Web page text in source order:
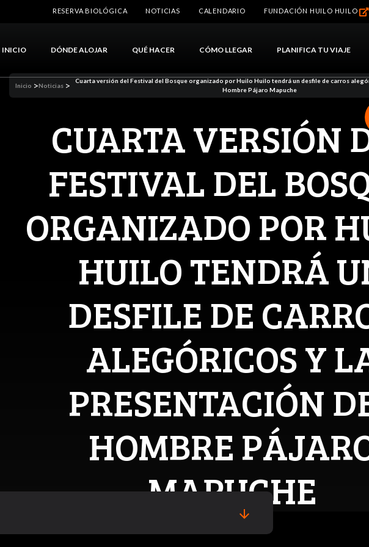
RESERVA BIOLÓGICA NOTICIAS CALENDARIO FUNDACIÓN HUILO HUILO
INICIO DÓNDE ALOJAR QUÉ HACER CÓMO LLEGAR PLANIFICA TU VIAJE
Inicio >Noticias >
Cuarta versión del Festival del Bosque organizado por Huilo Huilo tendrá un desfile de carros
Hombre Pájaro Mapuche
CUARTA VERSIÓN
FESTIVAL DEL
ORGANIZADO POR
HUILO TENDRÁ
DESFILE DE
ALEGÓRICOS Y
PRESENTACIÓN
HOMBRE
MAPUCHE
arrow_downward